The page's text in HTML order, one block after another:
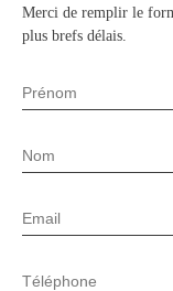
Merci de remplir le
plus brefs délais.
Prénom
Nom
Email
Téléphone